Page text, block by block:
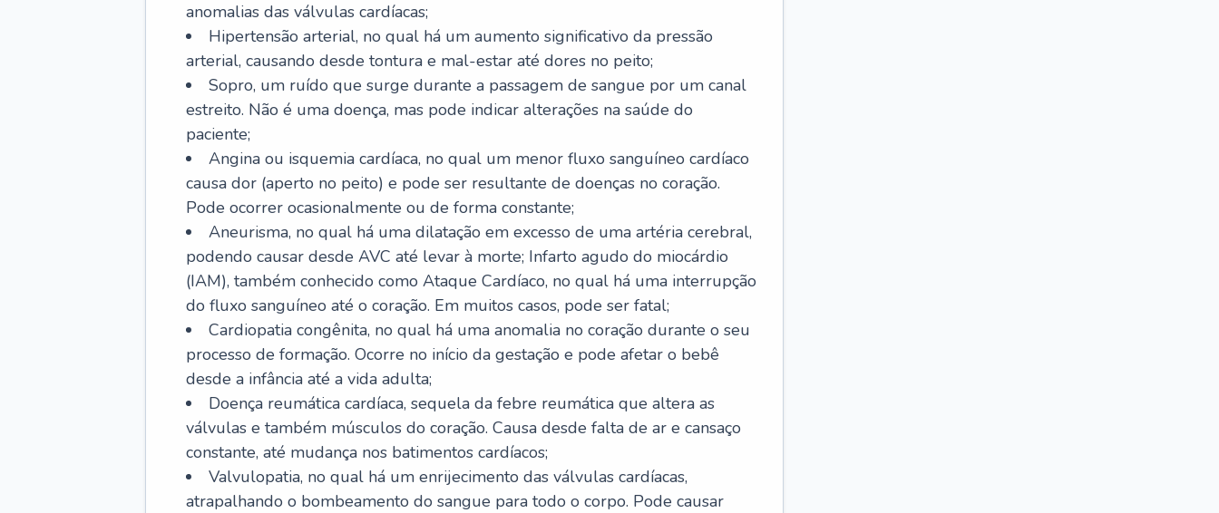
anomalias das válvulas cardíacas;
Hipertensão arterial, no qual há um aumento significativo da pressão
arterial, causando desde tontura e mal-estar até dores no peito;
Sopro, um ruído que surge durante a passagem de sangue por um canal
estreito. Não é uma doença, mas pode indicar alterações na saúde do
paciente;
Angina ou isquemia cardíaca, no qual um menor fluxo sanguíneo cardíaco
causa dor (aperto no peito) e pode ser resultante de doenças no coração.
Pode ocorrer ocasionalmente ou de forma constante;
Aneurisma, no qual há uma dilatação em excesso de uma artéria cerebral,
podendo causar desde AVC até levar à morte; Infarto agudo do miocárdio
(IAM), também conhecido como Ataque Cardíaco, no qual há uma interrupção
do fluxo sanguíneo até o coração. Em muitos casos, pode ser fatal;
Cardiopatia congênita, no qual há uma anomalia no coração durante o seu
processo de formação. Ocorre no início da gestação e pode afetar o bebê
desde a infância até a vida adulta;
Doença reumática cardíaca, sequela da febre reumática que altera as
válvulas e também músculos do coração. Causa desde falta de ar e cansaço
constante, até mudança nos batimentos cardíacos;
Valvulopatia, no qual há um enrijecimento das válvulas cardíacas,
atrapalhando o bombeamento do sangue para todo o corpo. Pode causar